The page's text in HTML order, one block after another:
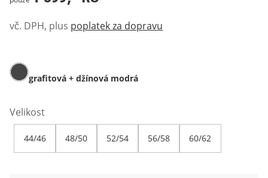
vč. DPH, plus poplatek za dopravu
grafitová + džínová modrá
Velikost
44/46 48/50 52/54 56/58 60/62